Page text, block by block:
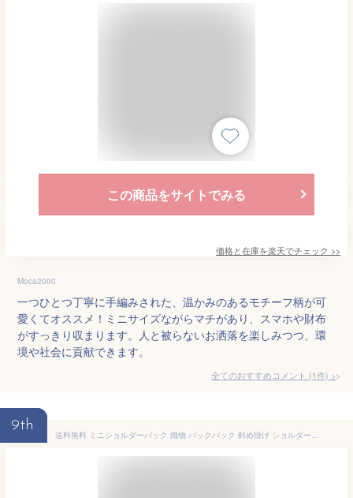
この商品をサイトでみる
価格と在庫を楽天でチェック >>
Moca2000
一つひとつ丁寧に手編みされた、温かみのあるモチーフ柄が可
愛くてオススメ！ミニサイズながらマチがあり、スマホや財布
がすっきり収まります。人と被らないお洒落を楽しみつつ、環
境や社会に貢献できます。
全てのおすすめコメント (1件) >
9th
送料無料 ミニショルダーバック 織物 バックパック 斜め掛け ショルダーバッグ レディース スマホポーチ 旅行 お出かけ プレゼント 無料ラッピング